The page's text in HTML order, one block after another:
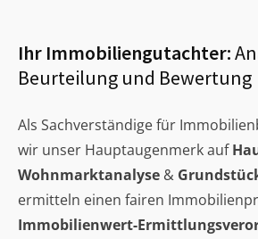
Ihr Immobiliengutachter:
Beurteilung und Bewertung
Als Sachverständige für
wir unser Hauptaugenmerk auf
Wohnmarktanalyse &
ermitteln einen fairen
Immobilienwert-